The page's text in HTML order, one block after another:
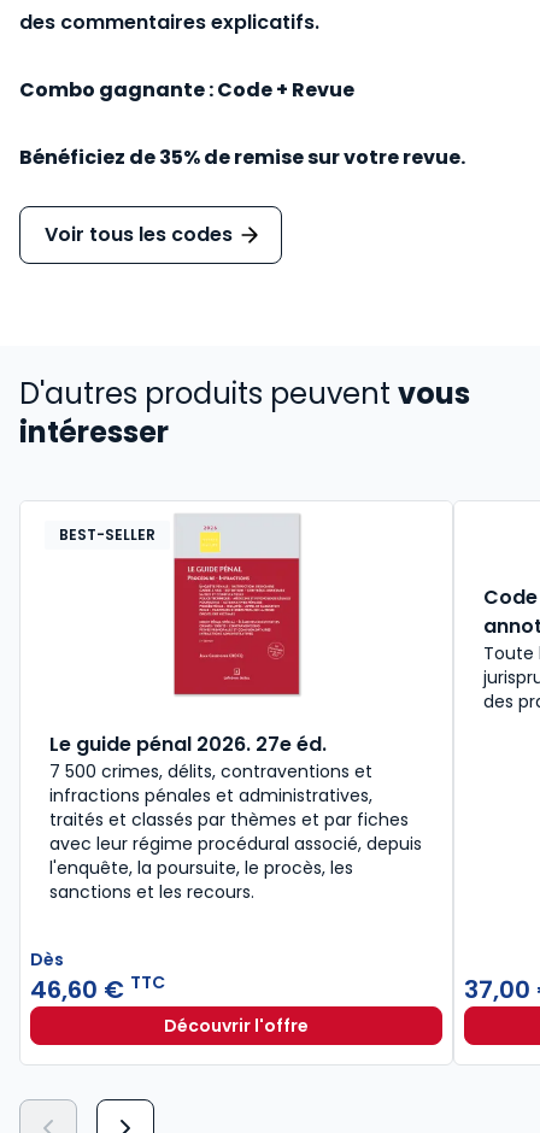
des commentaires explicatifs.
Combo gagnante : Code + Revue
Bénéficiez de 35% de remise sur votre revue.
Voir tous les codes
D'autres produits peuvent vous
intéresser
BEST-SELLER
Le guide pénal 2026. 27e éd.
7 500 crimes, délits, contraventions et
infractions pénales et administratives,
traités et classés par thèmes et par fiches
avec leur régime procédural associé, depuis
l'enquête, la poursuite, le procès, les
sanctions et les recours.
Dès
46,60 € TTC
Découvrir l'offreLe guide pénal 2026. 27e éd. à
Dès
Toute
des